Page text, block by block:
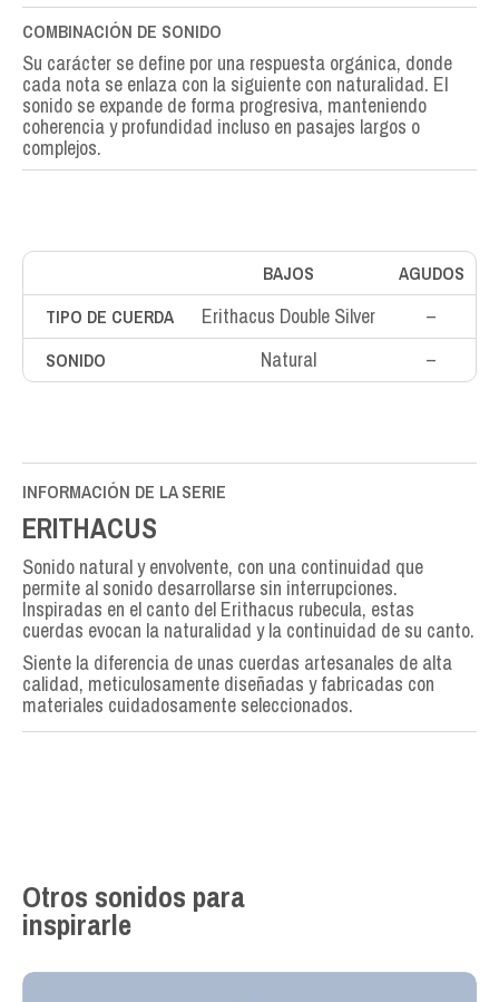
COMBINACIÓN DE SONIDO
Su carácter se define por una respuesta orgánica, donde
cada nota se enlaza con la siguiente con naturalidad. El
sonido se expande de forma progresiva, manteniendo
coherencia y profundidad incluso en pasajes largos o
complejos.
BAJOS
AGUDOS
TIPO DE CUERDA
Erithacus Double Silver –
SONIDO Natural –
INFORMACIÓN DE LA SERIE
ERITHACUS
Sonido natural y envolvente, con una continuidad que
permite al sonido desarrollarse sin interrupciones.
Inspiradas en el canto del Erithacus rubecula, estas
cuerdas evocan la naturalidad y la continuidad de su canto.
Siente la diferencia de unas cuerdas artesanales de alta
calidad, meticulosamente diseñadas y fabricadas con
materiales cuidadosamente seleccionados.
Otros sonidos para
inspirarle